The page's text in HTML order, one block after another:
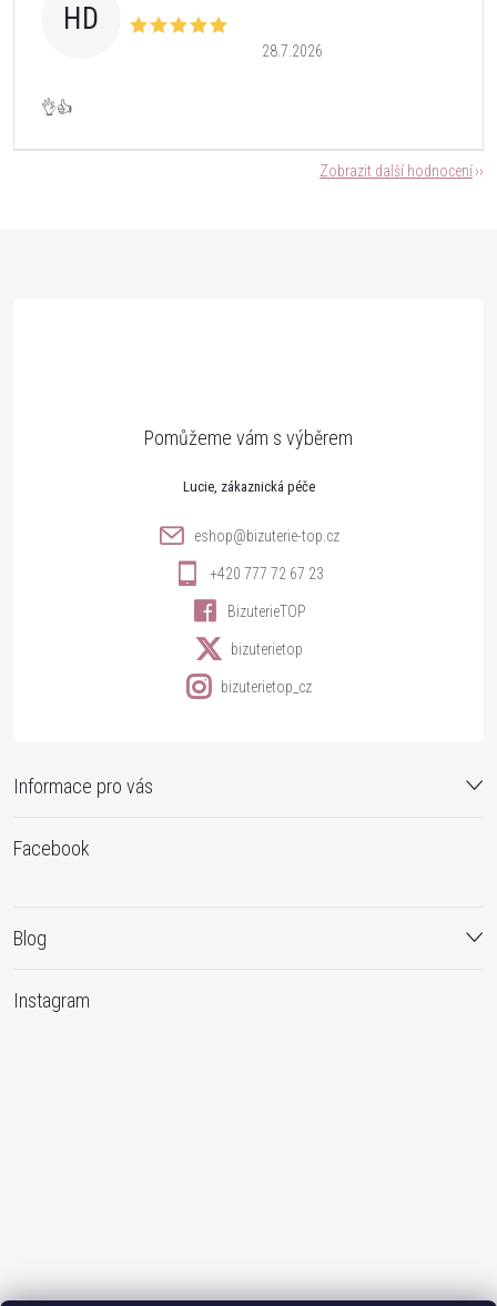
HD
28.7.2026
👌👍
Zobrazit další hodnocení
Informace pro vás
Lucie
eshop@bizuterie-top.cz
+420 777 72 67 23
BizuterieTOP
bizuterietop
bizuterietop_cz
Facebook
Blog
Instagram